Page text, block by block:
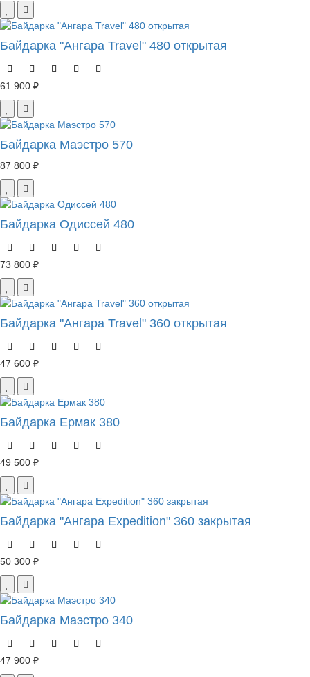
Байдарка "Ангара Travel" 480 открытая
61 900 ₽
Байдарка Маэстро 570
87 800 ₽
Байдарка Одиссей 480
73 800 ₽
Байдарка "Ангара Travel" 360 открытая
47 600 ₽
Байдарка Ермак 380
49 500 ₽
Байдарка "Ангара Expedition" 360 закрытая
50 300 ₽
Байдарка Маэстро 340
47 900 ₽